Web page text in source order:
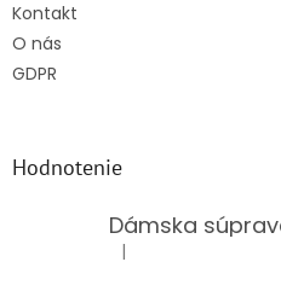
Kontakt
O nás
GDPR
Hodnotenie
Dámska
Hodnotenie
|